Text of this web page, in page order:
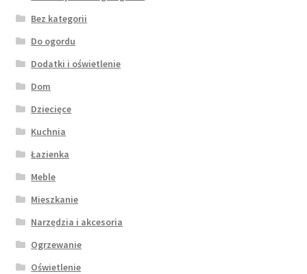
Bez kategorii
Do ogordu
Dodatki i oświetlenie
Dom
Dziecięce
Kuchnia
Łazienka
Meble
Mieszkanie
Narzędzia i akcesoria
Ogrzewanie
Oświetlenie